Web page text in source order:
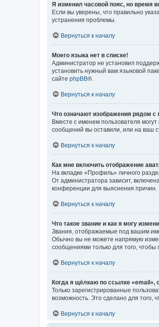
Я изменил часовой пояс, но время
Если вы уверены, что правильно
устранения проблемы.
Вернуться к началу
Моего языка нет в списке!
Администратор не установил
установить нужный вам языковой
сайте phpBB®.
Вернуться к началу
Что означают изображения рядом
Вместе с именем пользователя
сообщений вы оставили, или на ваш
Вернуться к началу
Как мне включить отображение
На вкладке «Профиль» личного
От администратора зависит,
конференции для выяснения причин.
Вернуться к началу
Что такое звание и как я могу
Звания, отображаемые под вашим
Обычно вы не можете напрямую
сообщениями только для того,
Вернуться к началу
Когда я щёлкаю по ссылке «email»,
Только зарегистрированные
возможность. Это сделано для того,
Вернуться к началу